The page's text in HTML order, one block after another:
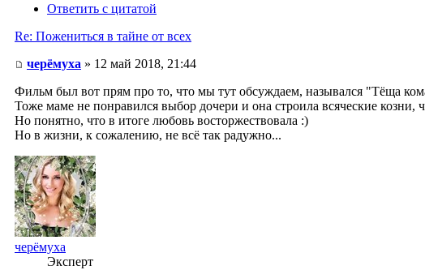
Ответить с цитатой
Re: Пожениться в тайне от всех
черёмуха » 12 май 2018, 21:44
Фильм был вот прям про то, что мы тут обсуждаем, назывался "Тёща
Тоже маме не понравился выбор дочери и она строила всяческие козни,
Но понятно, что в итоге любовь восторжествовала :)
Но в жизни, к сожалению, не всё так радужно...
черёмуха
Эксперт